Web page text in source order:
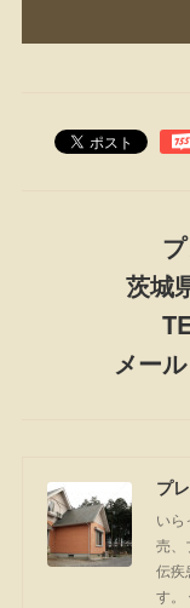
茨城
メー
プ
いら
売、
伝疾
す。